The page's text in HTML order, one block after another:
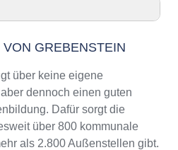
rund um Grebenstein
und Contra
Angebote zu
GREBENSTEIN
über keine eigene
dennoch einen guten
Dafür sorgt die
über 800 kommunale
als 2.800 Außenstellen gibt.